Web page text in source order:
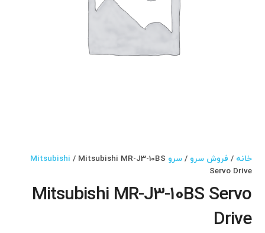
خانه / فروش سرو /سرو Mitsubishi / Mitsubishi MR-J3-10BS
Servo Drive
Mitsubishi MR-J3-10BS Servo
Drive